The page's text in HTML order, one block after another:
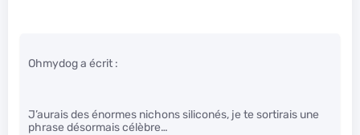
Ohmydog a écrit :
J’aurais des énormes nichons siliconés, je te sortirais une
phrase désormais célèbre…